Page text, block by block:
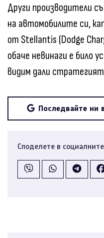
Други производители
на автомобилите си,
от Stellantis (Dodge
обаче невинаги е било
видим дали
Последвайте ни
Споделете в